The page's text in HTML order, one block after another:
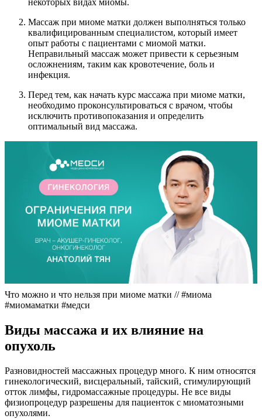
некоторых видах миомы.
Массаж при миоме матки должен выполняться только
квалифицированным специалистом, который имеет
опыт работы с пациентами с миомой матки.
Неправильный массаж может привести к серьезным
осложнениям, таким как кровотечение, боль и
инфекция.
Перед тем, как начать курс массажа при миоме матки,
необходимо проконсультироваться с врачом, чтобы
исключить противопоказания и определить
оптимальный вид массажа.
Что можно и что нельзя при миоме матки // #миома
#миомаматки #медси
Виды массажа и их влияние на
опухоль
Разновидностей массажных процедур много. К ним относятся
гинекологический, висцеральный, тайский, стимулирующий
отток лимфы, гидромассажные процедуры. Не все виды
физиопроцедур разрешены для пациенток с миоматозными
опухолями.